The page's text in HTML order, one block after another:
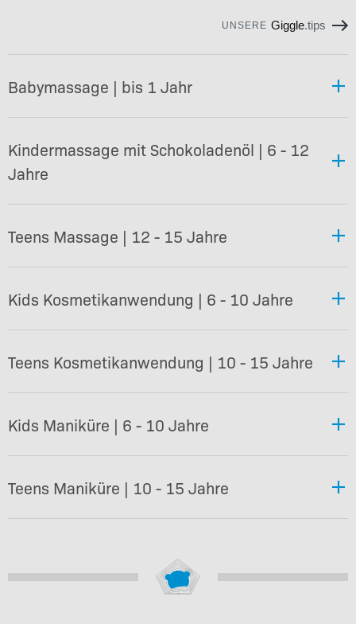
UNSERE Giggle.tips
Babymassage | bis 1 Jahr
Kindermassage mit Schokoladenöl | 6 - 12
Jahre
Teens Massage | 12 - 15 Jahre
Kids Kosmetikanwendung | 6 - 10 Jahre
Teens Kosmetikanwendung | 10 - 15 Jahre
Kids Maniküre | 6 - 10 Jahre
Teens Maniküre | 10 - 15 Jahre